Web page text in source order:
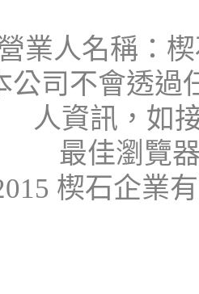
業人名稱：
公司不會透過
人資訊，如
最佳瀏覽
楔石企業